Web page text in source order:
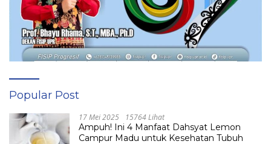
Popular Post
17 Mei 2025 15764 Lihat
Ampuh! Ini 4 Manfaat Dahsyat Lemon
Campur Madu untuk Kesehatan Tubuh